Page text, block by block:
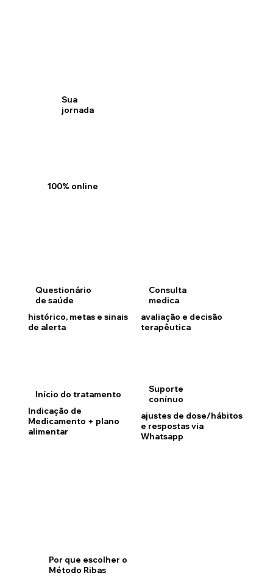
Sua
jornada
Questionário
de saúde
histórico, metas e sinais
de alerta
Consulta
medica
avaliação e decisão
terapêutica
Início do tratamento
Indicação de
Medicamento + plano
alimentar
Suporte
conínuo
ajustes de dose/hábitos
e respostas via
Whatsapp
100% online
Por que escolher o
Método Ribas